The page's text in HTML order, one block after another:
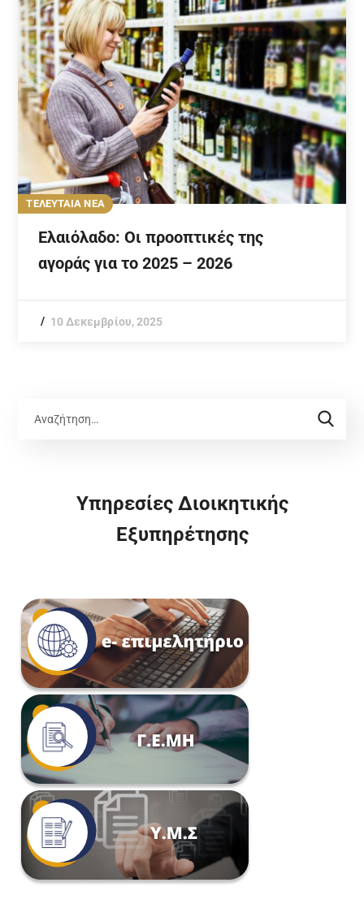
ΤΕΛΕΥΤΑΙΑ ΝΕΑ
Ελαιόλαδο: Οι προοπτικές της
αγοράς για το 2025 – 2026
10 Δεκεμβρίου, 2025
Υπηρεσίες Διοικητικής
Εξυπηρέτησης